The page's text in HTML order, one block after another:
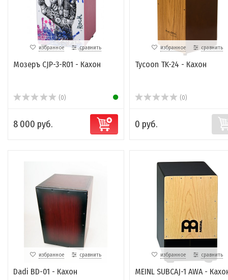
избранное сравнить
Мозеръ CJP-3-R01 - Кахон
(0)
8 000 руб.
избранное сравнить
Tycoon TK-24 - Кахон
(0)
0 руб.
избранное сравнить
Dadi BD-01 - Кахон
избранное сравнить
MEINL SUBCAJ-1 AWA -